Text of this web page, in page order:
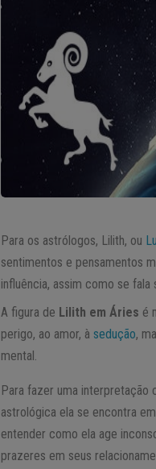
Para os astrólogos, Lilith, ou
sentimentos e pensamentos
influência, assim como se
A figura de Lilith em Áries é
perigo, ao amor, àsedução,
mental.
Para fazer uma interpretação
astrológica ela se encontra
entender como ela age
prazeres em seus